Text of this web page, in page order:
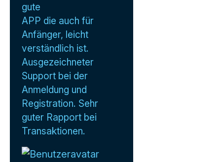
gute
APP die auch für
Anfänger, leicht
verständlich ist.
Ausgezeichneter
Support bei der
Anmeldung und
Registration. Sehr
guter Rapport bei
Transaktionen.